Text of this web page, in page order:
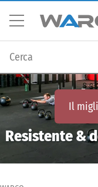
Il
Resistente &